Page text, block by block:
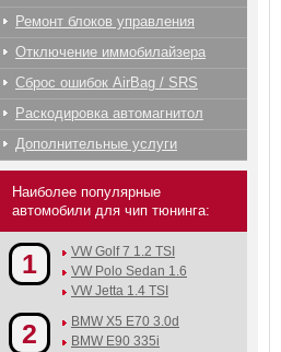
Ремонт блоков управления
Отключение иммобилайзера
Сброс ошибок AirBag / SRS
Раскодировка автомагнитол
Дополнительные услуги
Наиболее популярные
автомобили для чип тюнинга:
1
VW Golf 7 1.2 TSI
VW Polo Sedan 1.6
VW Jetta 1.4 TSI
2
BMW X5 E70 3.0d
BMW E90 335i